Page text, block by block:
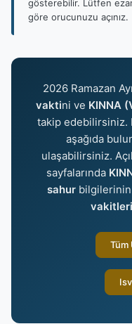
gösterebilir. Lütfen
göre orucunuzu açınız.
2026 Ramazan
vaktini ve KINNA
takip
aşağıda
ulaşabilirsiniz.
sayfalarında
sahurbilgilerinin
vakitleri
Tüm